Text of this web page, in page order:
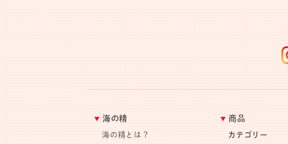
海の精
海の精とは？
商品
カテゴリー